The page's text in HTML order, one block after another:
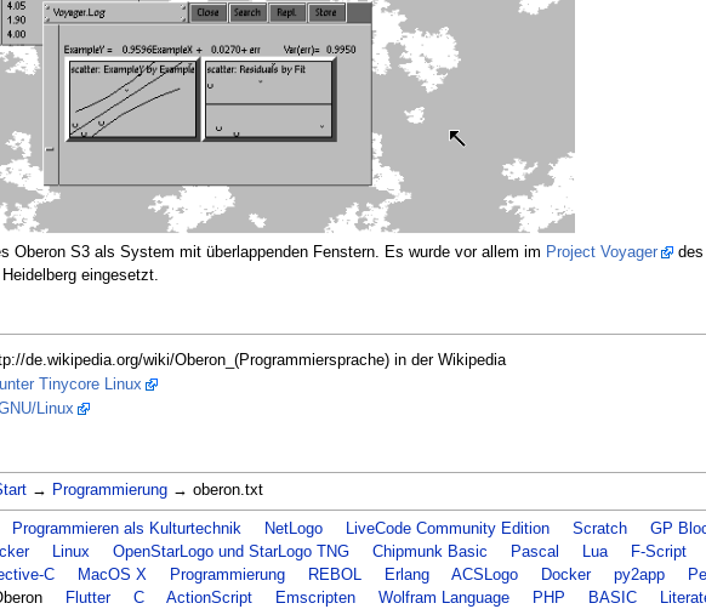
Oberon S3 als System mit überlappenden Fenstern. Es wurde vor allem im Project Voyager des
eingesetzt.
de.wikipedia.org/wiki/Oberon_(Programmiersprache) in der Wikipedia
Tinycore Linux
Linux
→ Programmierung→ oberon.txt
Programmieren als Kulturtechnik NetLogo LiveCode Community Edition Scratch
GP
Linux OpenStarLogo und StarLogo TNG Chipmunk Basic Pascal Lua F-Script
C MacOS X Programmierung REBOL Erlang ACSLogo Docker py2app
Flutter C ActionScript Emscripten Wolfram Language PHP BASIC